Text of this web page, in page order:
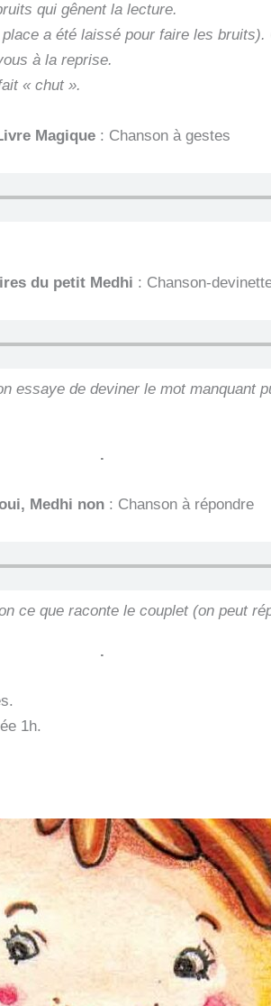
qui gênent la lecture.
a été laissé pour faire les
à la reprise.
« chut ».
Magique : Chanson à gestes
du petit Medhi : Chanson-
essaye de deviner le mot manquant
.
Medhi non: Chanson à répondre
ce que raconte le couplet (on peut
.
1h.